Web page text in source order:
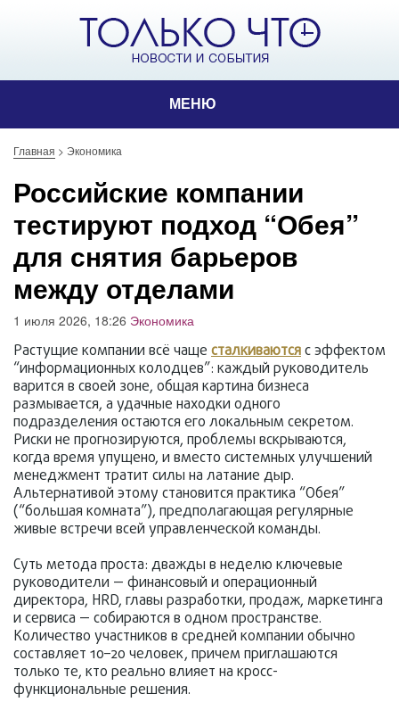
МЕНЮ
Главная > Экономика
Российские компании
тестируют подход “Обея”
для снятия барьеров
между отделами
1 июля 2026, 18:26 Экономика
Растущие компании всё чаще сталкиваютсяс эффектом
“информационных колодцев”: каждый руководитель
варится в своей зоне, общая картина бизнеса
размывается, а удачные находки одного
подразделения остаются его локальным секретом.
Риски не прогнозируются, проблемы вскрываются,
когда время упущено, и вместо системных улучшений
менеджмент тратит силы на латание дыр.
Альтернативой этому становится практика “Обея”
(“большая комната”), предполагающая регулярные
живые встречи всей управленческой команды.
Суть метода проста: дважды в неделю ключевые
руководители — финансовый и операционный
директора, HRD, главы разработки, продаж, маркетинга
и сервиса — собираются в одном пространстве.
Количество участников в средней компании обычно
составляет 10–20 человек, причем приглашаются
только те, кто реально влияет на кросс-
функциональные решения.